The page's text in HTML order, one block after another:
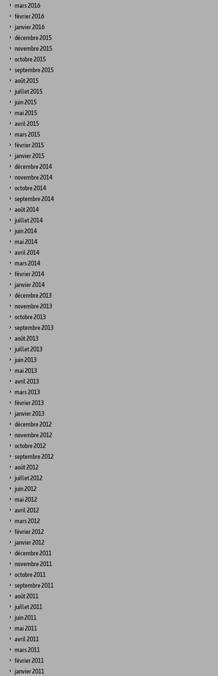
mars 2016
février 2016
janvier 2016
décembre 2015
novembre 2015
octobre 2015
septembre 2015
août 2015
juillet 2015
juin 2015
mai 2015
avril 2015
mars 2015
février 2015
janvier 2015
décembre 2014
novembre 2014
octobre 2014
septembre 2014
août 2014
juillet 2014
juin 2014
mai 2014
avril 2014
mars 2014
février 2014
janvier 2014
décembre 2013
novembre 2013
octobre 2013
septembre 2013
août 2013
juillet 2013
juin 2013
mai 2013
avril 2013
mars 2013
février 2013
janvier 2013
décembre 2012
novembre 2012
octobre 2012
septembre 2012
août 2012
juillet 2012
juin 2012
mai 2012
avril 2012
mars 2012
février 2012
janvier 2012
décembre 2011
novembre 2011
octobre 2011
septembre 2011
août 2011
juillet 2011
juin 2011
mai 2011
avril 2011
mars 2011
février 2011
janvier 2011